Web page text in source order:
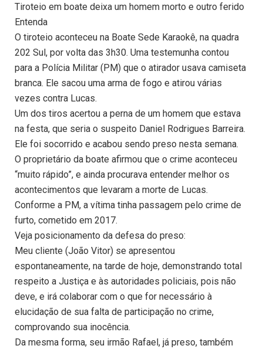
Tiroteio em boate deixa um homem morto e outro ferido
Entenda
O tiroteio aconteceu na Boate Sede Karaokê, na quadra
202 Sul, por volta das 3h30. Uma testemunha contou
para a Polícia Militar (PM) que o atirador usava camiseta
branca. Ele sacou uma arma de fogo e atirou várias
vezes contra Lucas.
Um dos tiros acertou a perna de um homem que estava
na festa, que seria o suspeito Daniel Rodrigues Barreira.
Ele foi socorrido e acabou sendo preso nesta semana.
O proprietário da boate afirmou que o crime aconteceu
“muito rápido”, e ainda procurava entender melhor os
acontecimentos que levaram a morte de Lucas.
Conforme a PM, a vítima tinha passagem pelo crime de
furto, cometido em 2017.
Veja posicionamento da defesa do preso:
Meu cliente (João Vitor) se apresentou
espontaneamente, na tarde de hoje, demonstrando total
respeito a Justiça e às autoridades policiais, pois não
deve, e irá colaborar com o que for necessário à
elucidação de sua falta de participação no crime,
comprovando sua inocência.
Da mesma forma, seu irmão Rafael, já preso, também